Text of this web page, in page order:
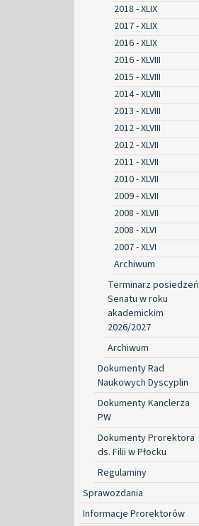
2018 - XLIX
2017 - XLIX
2016 - XLIX
2016 - XLVIII
2015 - XLVIII
2014 - XLVIII
2013 - XLVIII
2012 - XLVIII
2012 - XLVII
2011 - XLVII
2010 - XLVII
2009 - XLVII
2008 - XLVII
2008 - XLVI
2007 - XLVI
Archiwum
Terminarz posiedzeń
Senatu w roku
akademickim
2026/2027
Archiwum
Dokumenty Rad
Naukowych Dyscyplin
Dokumenty Kanclerza
PW
Dokumenty Prorektora
ds. Filii w Płocku
Regulaminy
Sprawozdania
Informacje Prorektorów